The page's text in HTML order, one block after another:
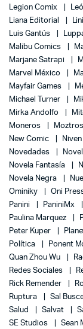
Legion Comix
Liana Editorial
Luis Gantús
Malibu Comics
Marjane Satrapi
Marvel México
Mayfair Games
Michael Turner
Mirka Andolfo
Moneros
Moztros
New Comic
Niven
Novedades
Novela Fantasía
Novela Negra
Ominiky
Oni
Panini
PaniniMx
Paulina Marquez
Peter Kuper
Política
Ponent
Quan Zhou Wu
Redes Sociales
Rick Remender
Ruptura
Sal
Salud
Salvat
SE Studios
Sean